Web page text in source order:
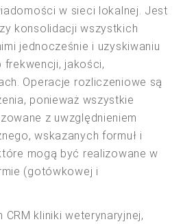
w sieci lokalnej. Jest
konsolidacji wszystkich
jednocześnie i uzyskiwaniu
frekwencji, jakości,
Operacje rozliczeniowe są
ponieważ wszystkie
z uwzględnieniem
wskazanych formuł i
mogą być realizowane w
(gotówkowej i
kliniki weterynaryjnej,